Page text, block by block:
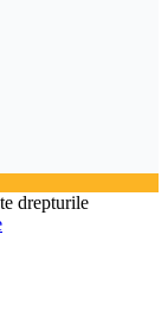
drepturile